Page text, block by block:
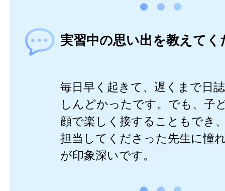
実習中の思い出を教えてく
毎日早く起きて、遅くまで日
しんどかったです。でも、子
顔で楽しく接することもでき
担当してくださった先生に憧
が印象深いです。